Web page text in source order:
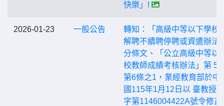
快樂」!
2026-01-23 一般公告
轉知：「高級中等以下學校
解聘不續聘停聘或資遣辦法
分條文、「公立高級中等以
校教師成績考核辦法」第 5
第6條之1，業經教育部於中
國115年1月12日以 臺教授
字第1146004422A號令修正